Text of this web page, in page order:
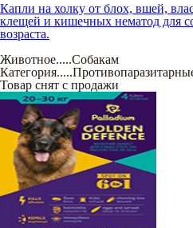
Капли на холку от блох, вшей,
клещей и кишечных нематод для
возраста.
Животное.....Собакам
Категория.....
Товар снят с продажи